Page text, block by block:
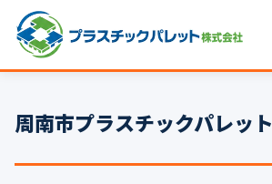
パレットサイズ
プラパレット
周南市プラスチックパレット